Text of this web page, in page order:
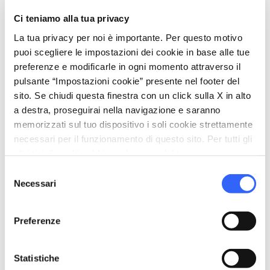
Ci teniamo alla tua privacy
La tua privacy per noi è importante. Per questo motivo
puoi scegliere le impostazioni dei cookie in base alle tue
preferenze e modificarle in ogni momento attraverso il
pulsante “Impostazioni cookie” presente nel footer del
sito. Se chiudi questa finestra con un click sulla X in alto
a destra, proseguirai nella navigazione e saranno
memorizzati sul tuo dispositivo i soli cookie strettamente
necessari per il funzionamento di questo sito. Per tutti gli
delNecessari
Preferenze
Statistiche
celebration
Vendita prodotti agro-alimentari
Degustazione
pets Animali ammessi (Pet friendly)